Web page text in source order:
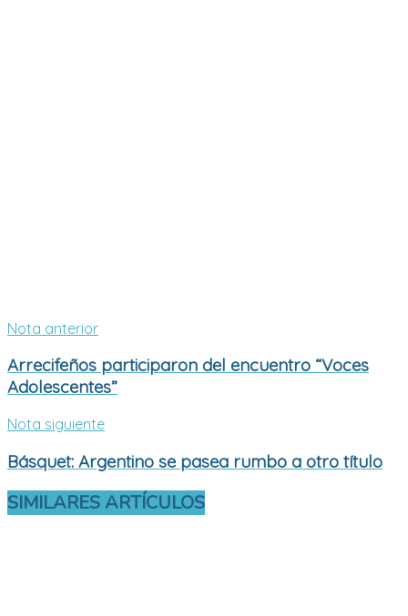
Nota anterior
Arrecifeños participaron del encuentro “Voces
Adolescentes”
Nota siguiente
Básquet: Argentino se pasea rumbo a otro título
SIMILARES ARTÍCULOS